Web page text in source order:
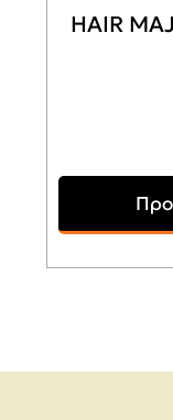
HAIR